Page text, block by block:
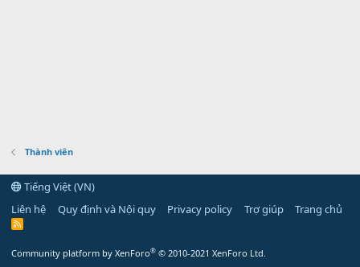
Thành viên
Tiếng Việt (VN)
Liên hệ
Quy định và Nội quy Privacy policy Trợ giúp Trang chủ
R
Community platform by XenForo® © 2010-2021 XenForo Ltd.